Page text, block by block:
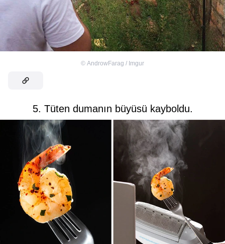
© AndrowFarag / Imgur
5. Tüten dumanın büyüsü kayboldu.